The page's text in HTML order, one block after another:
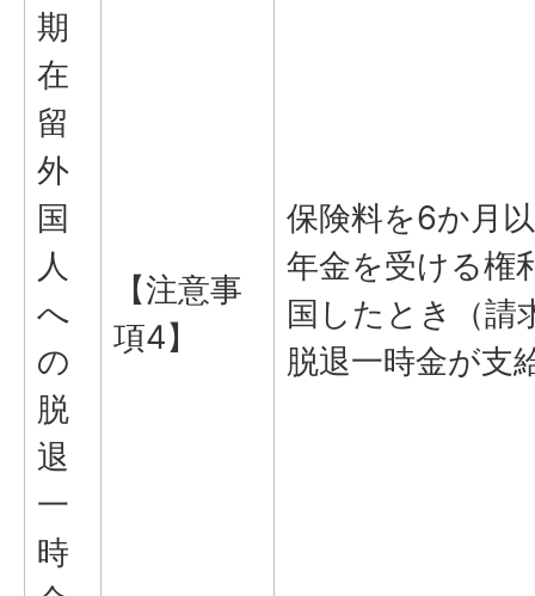
期
在
留
外
国
人
へ
の
脱
退
一
時
【注意事
項4】
保険料を6か月
年金を受ける権
国したとき（請
脱退一時金が支